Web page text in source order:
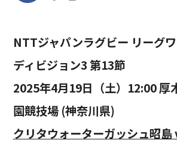
NTTジャパンラグビー リーグ
ディビジョン3 第13節
2025年4月19日（土）12:00 厚
園競技場 (神奈川県)
クリタウォーターガッシュ昭島